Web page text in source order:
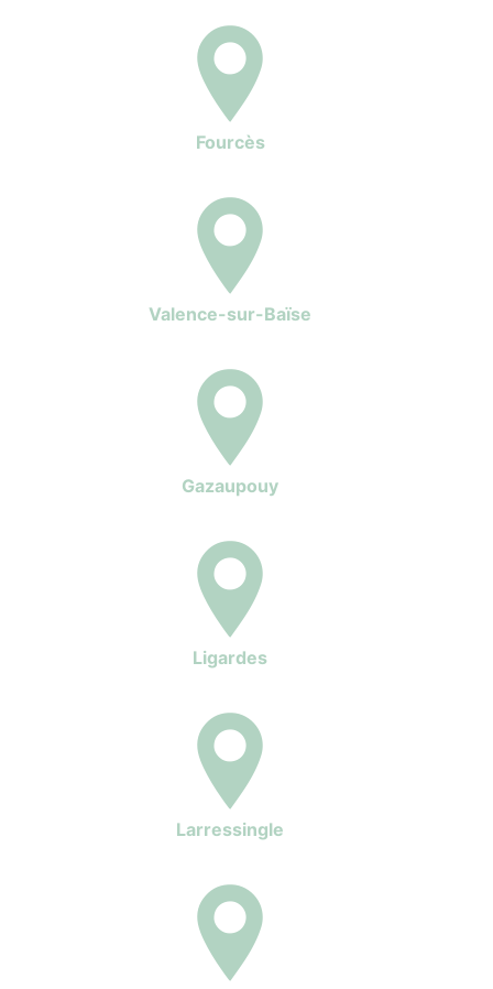
Fourcès
Valence-sur-Baïse
Gazaupouy
Ligardes
Larressingle